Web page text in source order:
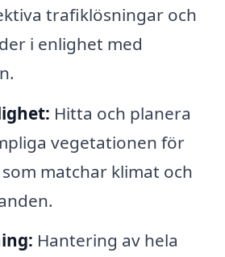
trafiklösningar och
i enlighet med
Hitta och planera
vegetationen för
matchar klimat och
Hantering av hela